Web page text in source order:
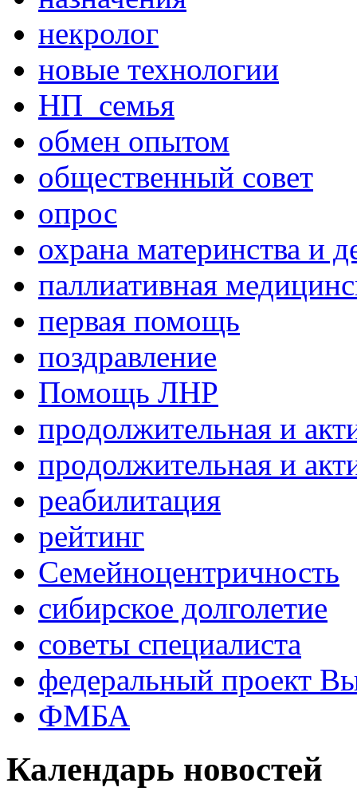
некролог
новые технологии
НП_семья
обмен опытом
общественный совет
опрос
охрана материнства и
паллиативная
первая помощь
поздравление
Помощь ЛНР
продолжительная и
продолжительная и
реабилитация
рейтинг
Семейноцентричность
сибирское долголетие
советы специалиста
федеральный проект
ФМБА
Календарь новостей